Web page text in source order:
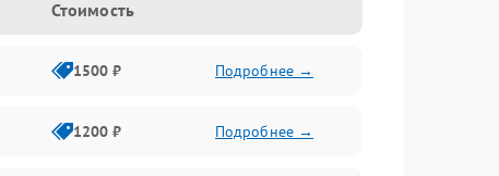
Стоимость
1500 ₽ Подробнее →
1200 ₽ Подробнее →